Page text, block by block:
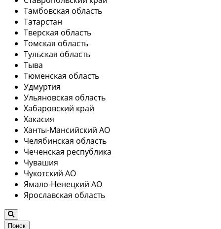
Тамбовская область
Татарстан
Тверская область
Томская область
Тульская область
Тыва
Тюменская область
Удмуртия
Ульяновская область
Хабаровский край
Хакасия
Ханты-Мансийский АО
Челябинская область
Чеченская республика
Чувашия
Чукотский АО
Ямало-Ненецкий АО
Ярославская область
Поиск